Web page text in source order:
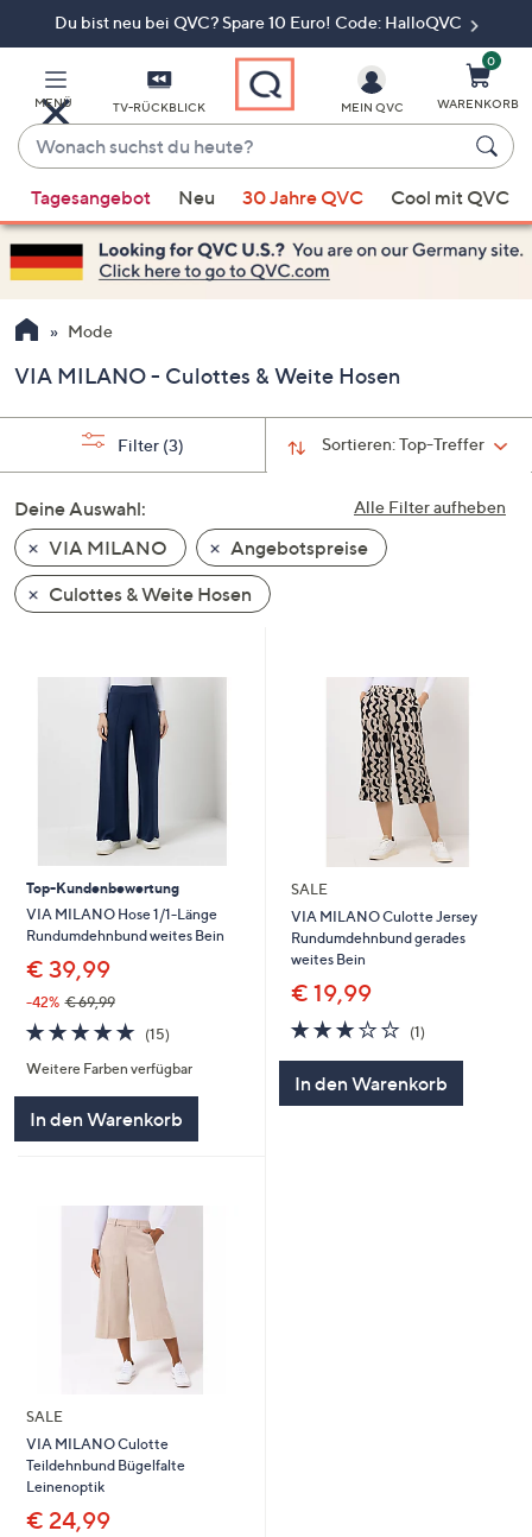
Du bist neu bei QVC? Spare 10 Euro! Code: HalloQVC
MENÜ TV-RÜCKBLICK
Wonach
suchst
du
heute?
Vorschläge
verfügbar
sind,
verwenden
Sie
Pfeiltasten
nach
und
nach
unten
oder
wischen
Sie
diese
anzuzeigen.
MEIN QVC
0
WARENKORB
Tagesangebot Neu 30 Jahre QVC Cool mit QVC
Mode
VIA MILANO - Culottes & Weite Hosen
Sortieren:Top-Treffer
Filter (3)
Alle Filter aufheben
Deine Auswahl:
VIA MILANO
Angebotspreise
Culottes & Weite Hosen
Top-Kundenbewertung
VIA MILANO Hose 1/1-Länge
Rundumdehnbund weites Bein
€ 39,99
-42% € 69,99
4.8
von
5
(15)15
Weitere Farben verfügbar
In den Warenkorb
SALE
VIA MILANO Culotte Jersey
Rundumdehnbund gerades
weites Bein
€ 19,99
3.0
von
(1)1
In den Warenkorb
SALE
VIA MILANO Culotte
Teildehnbund Bügelfalte
Leinenoptik
€ 24,99